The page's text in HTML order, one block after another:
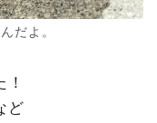
だよ。
ど